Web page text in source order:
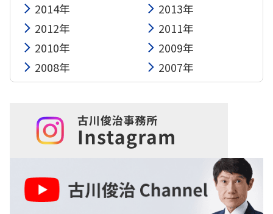
2014年
2013年
2012年
2011年
2010年
2009年
2008年
2007年